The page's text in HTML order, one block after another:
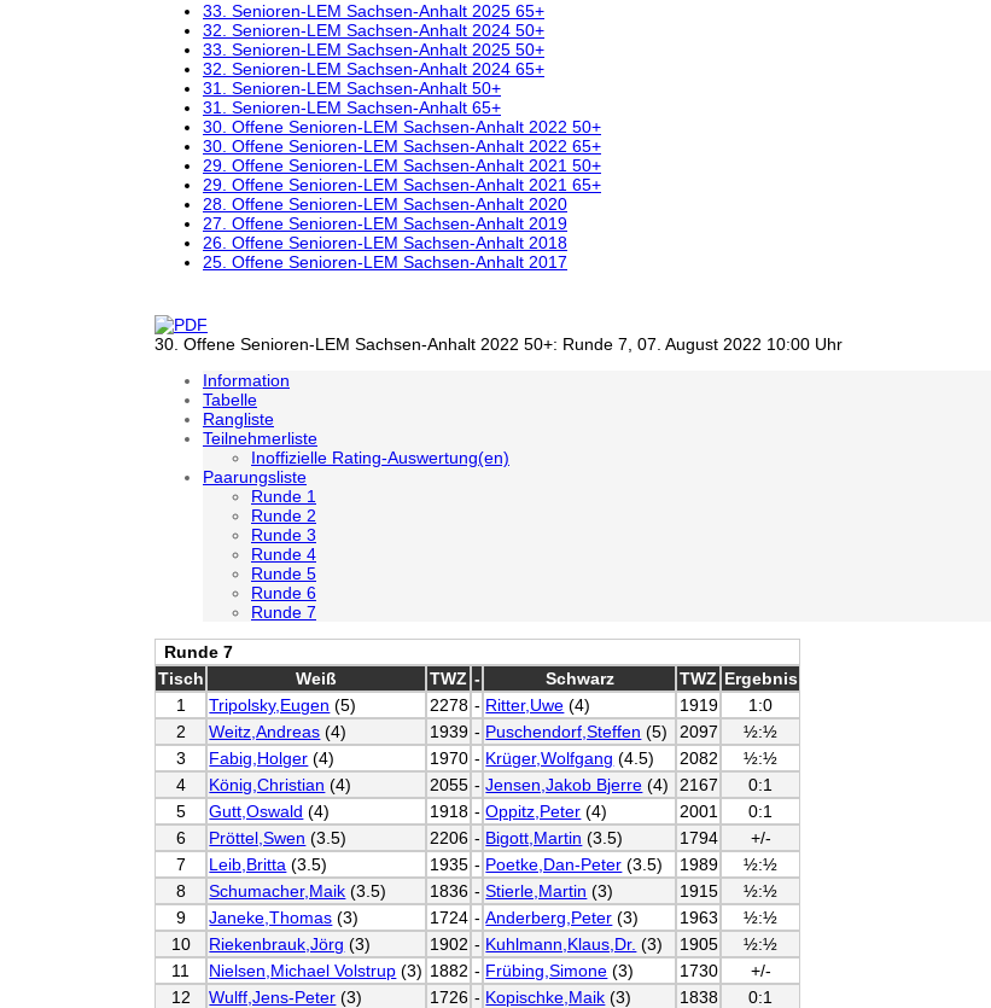
33. Senioren-LEM Sachsen-Anhalt 2025 65+
32. Senioren-LEM Sachsen-Anhalt 2024 50+
33. Senioren-LEM Sachsen-Anhalt 2025 50+
32. Senioren-LEM Sachsen-Anhalt 2024 65+
31. Senioren-LEM Sachsen-Anhalt 50+
31. Senioren-LEM Sachsen-Anhalt 65+
30. Offene Senioren-LEM Sachsen-Anhalt 2022 50+
30. Offene Senioren-LEM Sachsen-Anhalt 2022 65+
29. Offene Senioren-LEM Sachsen-Anhalt 2021 50+
29. Offene Senioren-LEM Sachsen-Anhalt 2021 65+
28. Offene Senioren-LEM Sachsen-Anhalt 2020
27. Offene Senioren-LEM Sachsen-Anhalt 2019
26. Offene Senioren-LEM Sachsen-Anhalt 2018
25. Offene Senioren-LEM Sachsen-Anhalt 2017
30. Offene Senioren-LEM Sachsen-Anhalt 2022 50+: Runde 7, 07. August 2022 10:00 Uhr
Information
Tabelle
Rangliste
Teilnehmerliste
Inoffizielle Rating-Auswertung(en)
Paarungsliste
Runde 1
Runde 2
Runde 3
Runde 4
Runde 5
Runde 6
Runde 7
Runde 7
Tisch
Weiß TWZ - Schwarz TWZ Ergebnis
1
Tripolsky,Eugen (5) 2278 - Ritter,Uwe (4) 1919
1:0
2
Weitz,Andreas (4) 1939 - Puschendorf,Steffen (5) 2097
½:½
3
Fabig,Holger (4) 1970 - Krüger,Wolfgang (4.5) 2082
½:½
4
König,Christian (4) 2055 - Jensen,Jakob Bjerre (4) 2167
0:1
5
Gutt,Oswald (4) 1918 - Oppitz,Peter (4) 2001
0:1
6
Pröttel,Swen (3.5) 2206 - Bigott,Martin (3.5) 1794
+/-
7
Leib,Britta (3.5) 1935 - Poetke,Dan-Peter (3.5) 1989
½:½
8
Schumacher,Maik (3.5) 1836 - Stierle,Martin (3) 1915
½:½
9
Janeke,Thomas (3) 1724 - Anderberg,Peter (3) 1963
½:½
10
Riekenbrauk,Jörg (3) 1902 - Kuhlmann,Klaus,Dr. (3) 1905
½:½
11
Nielsen,Michael Volstrup (3) 1882 - Frübing,Simone (3) 1730
+/-
12
Wulff,Jens-Peter (3) 1726 - Kopischke,Maik (3) 1838 0:1